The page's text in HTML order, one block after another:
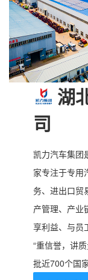
湖
司
凯力汽车集团
家专注于专用
务、进出口贸
产管理、产业
享利益、与员
“重信誉，讲
批近700个国